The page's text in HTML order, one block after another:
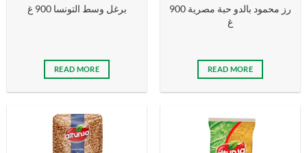
برغل وسط التونسا 900 غ
READ MORE
رز محمود بالدو حبة مصرية 900
غ
READ MORE